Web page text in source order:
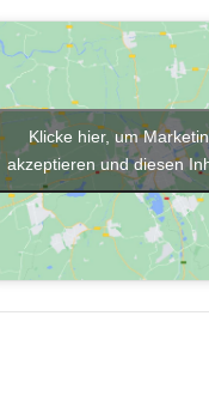
Klicke hier, um
akzeptieren und diesen